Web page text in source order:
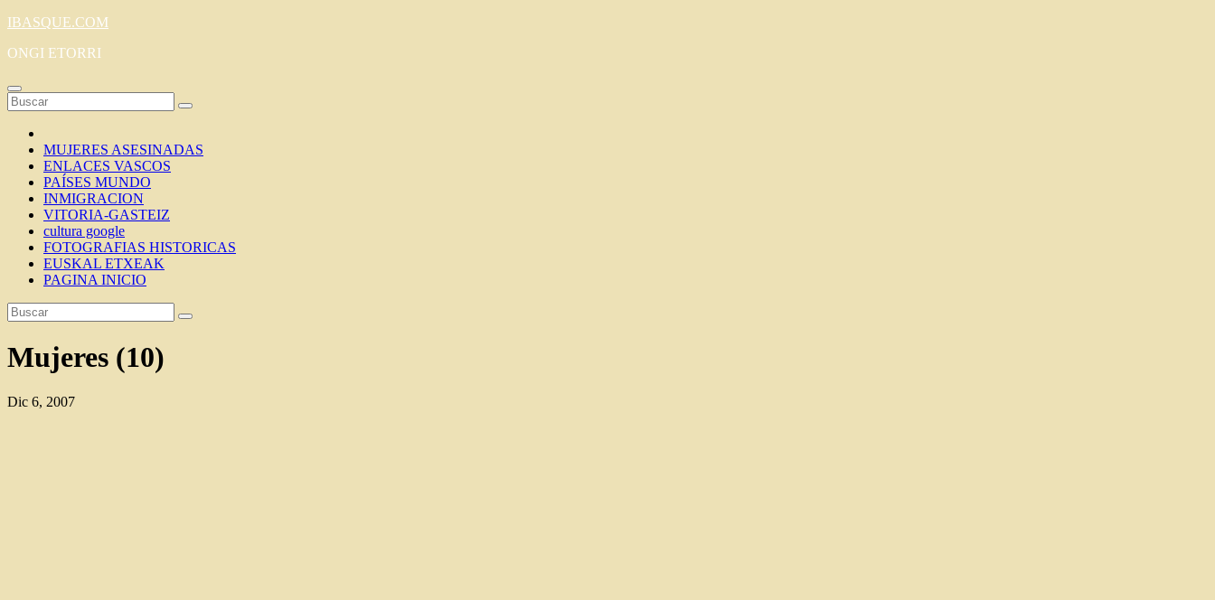
Saltar
contenido
IBASQUE.COM
ONGI ETORRI
MUJERES ASESINADAS
ENLACES VASCOS
PAÍSES MUNDO
INMIGRACION
VITORIA-GASTEIZ
cultura google
FOTOGRAFIAS HISTORICAS
EUSKAL ETXEAK
PAGINA INICIO
Mujeres (10)
Dic 6, 2007